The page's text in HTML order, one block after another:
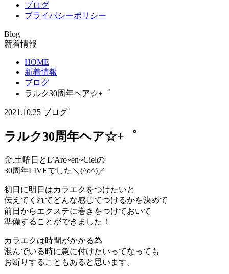
ブログ
プライバシーポリシー
Blog
新着情報
HOME
新着情報
ブログ
ラルク30周年ヘア☆+゜
2021.10.25 ブログ
ラルク30周年ヘア☆+゜
金,土曜日とL’Arc~en~Cielの
30周年LIVEでした＼(^o^)／
初日に明日はカラエクをつけたいと
伝えてくれてどんな感じでつけるかを決めて
前日からエクステに巻きをつけておいて
準備することができました！
カラエクは時間がかかる為
混んでいる時に急に付けたいってなっても
お断りすることもあると思います。